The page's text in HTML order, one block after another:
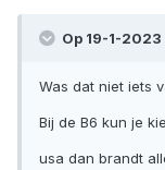
Op 19-1-2023
Was dat niet iets
Bij de B6 kun je
usa dan brandt